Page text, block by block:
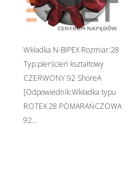
Wkładka N-BIPEX Rozmiar:28
Typ:pierścień kształtowy
CZERWONY 92 ShoreA
[Odpowiednik:Wkładka typu
ROTEX 28 POMARAŃCZOWA
92...